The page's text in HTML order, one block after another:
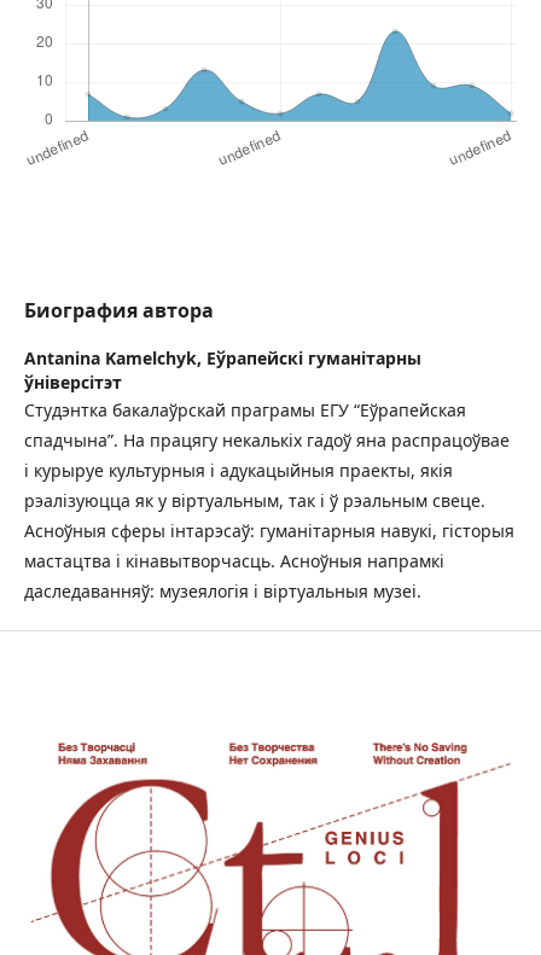
Биография автора
Antanina Kamelchyk, Еўрапейскі гуманітарны
ўніверсітэт
Студэнтка бакалаўрскай праграмы ЕГУ “Еўрапейская
спадчына”. На працягу некалькіх гадоў яна распрацоўвае
і курыруе культурныя і адукацыйныя праекты, якія
рэалізуюцца як у віртуальным, так і ў рэальным свеце.
Асноўныя сферы інтарэсаў: гуманітарныя навукі, гісторыя
мастацтва і кінавытворчасць. Асноўныя напрамкі
даследаванняў: музеялогія і віртуальныя музеі.